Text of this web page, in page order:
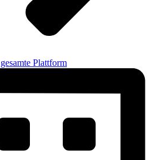
Plattform